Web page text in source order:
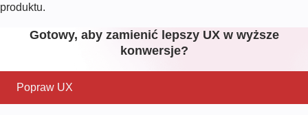
produktu.
Gotowy, aby zamienić lepszy UX w wyższe
konwersje?
Popraw UX